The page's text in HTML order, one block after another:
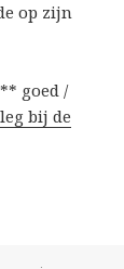
op zijn
goed /
bij de